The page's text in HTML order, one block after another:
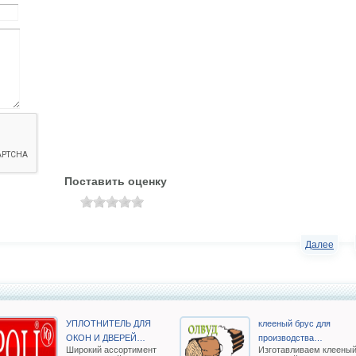
Поставить оценку
Далее
УПЛОТНИТЕЛЬ ДЛЯ
ОКОН И ДВЕРЕЙ…
Широкий ассортимент
клееный брус для
производства…
Изготавливаем клееный